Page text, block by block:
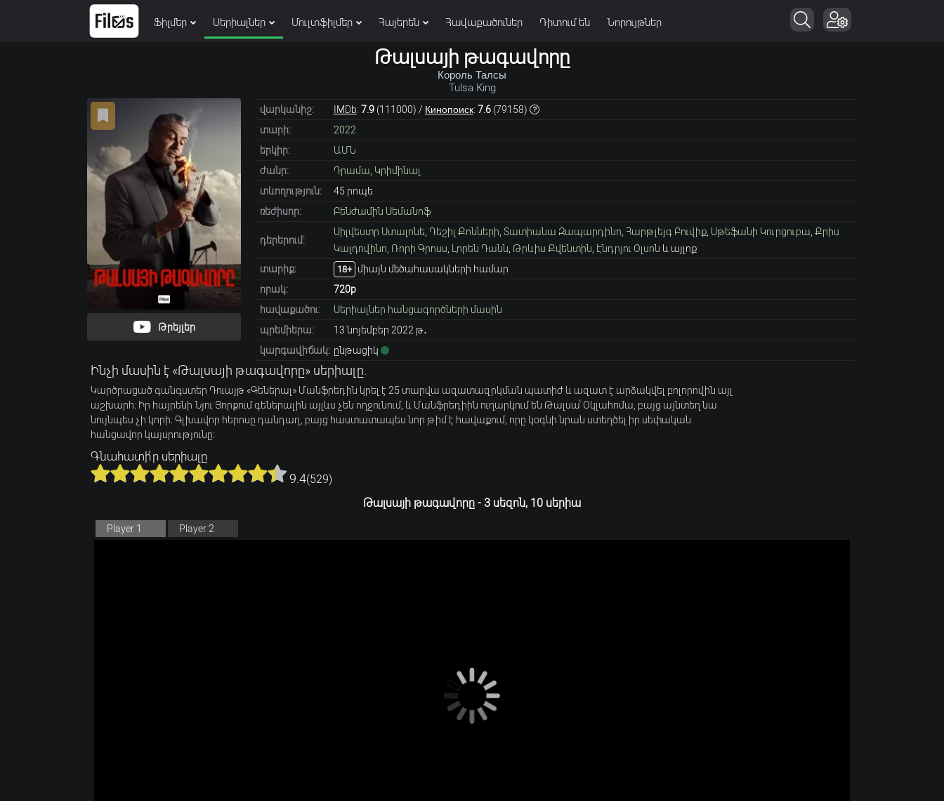
Ֆիլմեր Սերիալներ Մուլտֆիլմեր Հայերեն Հավաքածուներ Դիտում են Նորույթներ
Թալսայի թագավորը
Король Талсы
Tulsa King
Թրեյլեր
վարկանիշ: IMDb: 7.9(111000) / Кинопоиск: 7.6(79158)
տարի:
2022
երկիր:
ԱՄՆ
ժանր:
Դրամա Կրիմինալ
տևողություն:
45 րոպե
ռեժիսոր:
Բենժամին Սեմանոֆ
դերերում:
Սիլվեստր Ստալոնե, Դեշիլ Քոնների Տատիանա Զապարդինո Հարթլեյգ Բուվիք, Սթեֆանի Կուրցուբա Քրիս
Կալդովինո Ռորի Գրոսս Լորեն Դանն Թրևիս Քվենտին Էնդրյու Օլսոն և այլոք
տարիք։
18+
միայն մեծահասակների համար
որակ:
720p
հավաքածու:
Սերիալներ հանցագործների մասին
պրեմիերա:
13 նոյեմբեր 2022 թ․
կարգավիճակ: ընթացիկ
Ինչի մասին է «Թալսայի թագավորը» սերիալը.
Կարծրացած գանգստեր Դուայթ «Գեներալ» Մանֆրեդին կրել է 25 տարվա ազատազրկման պատիժ և ազատ է արձակվել բոլորովին այլ
աշխարհ։ Իր հայրենի Նյու Յորքում գեներալին այլևս չեն ողջունում, և Մանֆրեդիին ուղարկում են Թալսա՝ Օկլահոմա, բայց այնտեղ նա
նույնպես չի կորի։ Գլխավոր հերոսը դանդաղ, բայց հաստատապես նոր թիմ է հավաքում, որը կօգնի նրան ստեղծել իր սեփական
հանցավոր կայսրությունը։
Գնահատի՛ր սերիալը
9.4(529)
Թալսայի թագավորը - 3 սեզոն, 10 սերիա
Player 1 Player 2